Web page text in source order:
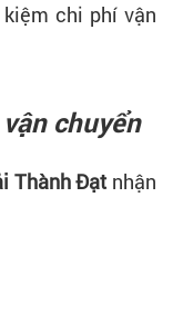
chi phí vận
chuyển
Thành Đạt nhận